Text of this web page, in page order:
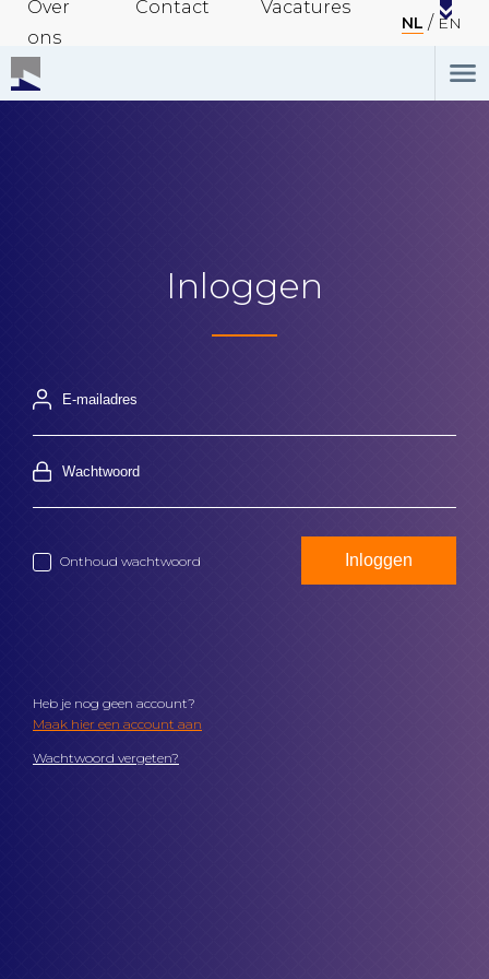
Over
ons
Contact Vacatures
NL EN
Inloggen
Onthoud wachtwoord
Heb je nog geen account?
Maak hier een account aan
Wachtwoord vergeten?